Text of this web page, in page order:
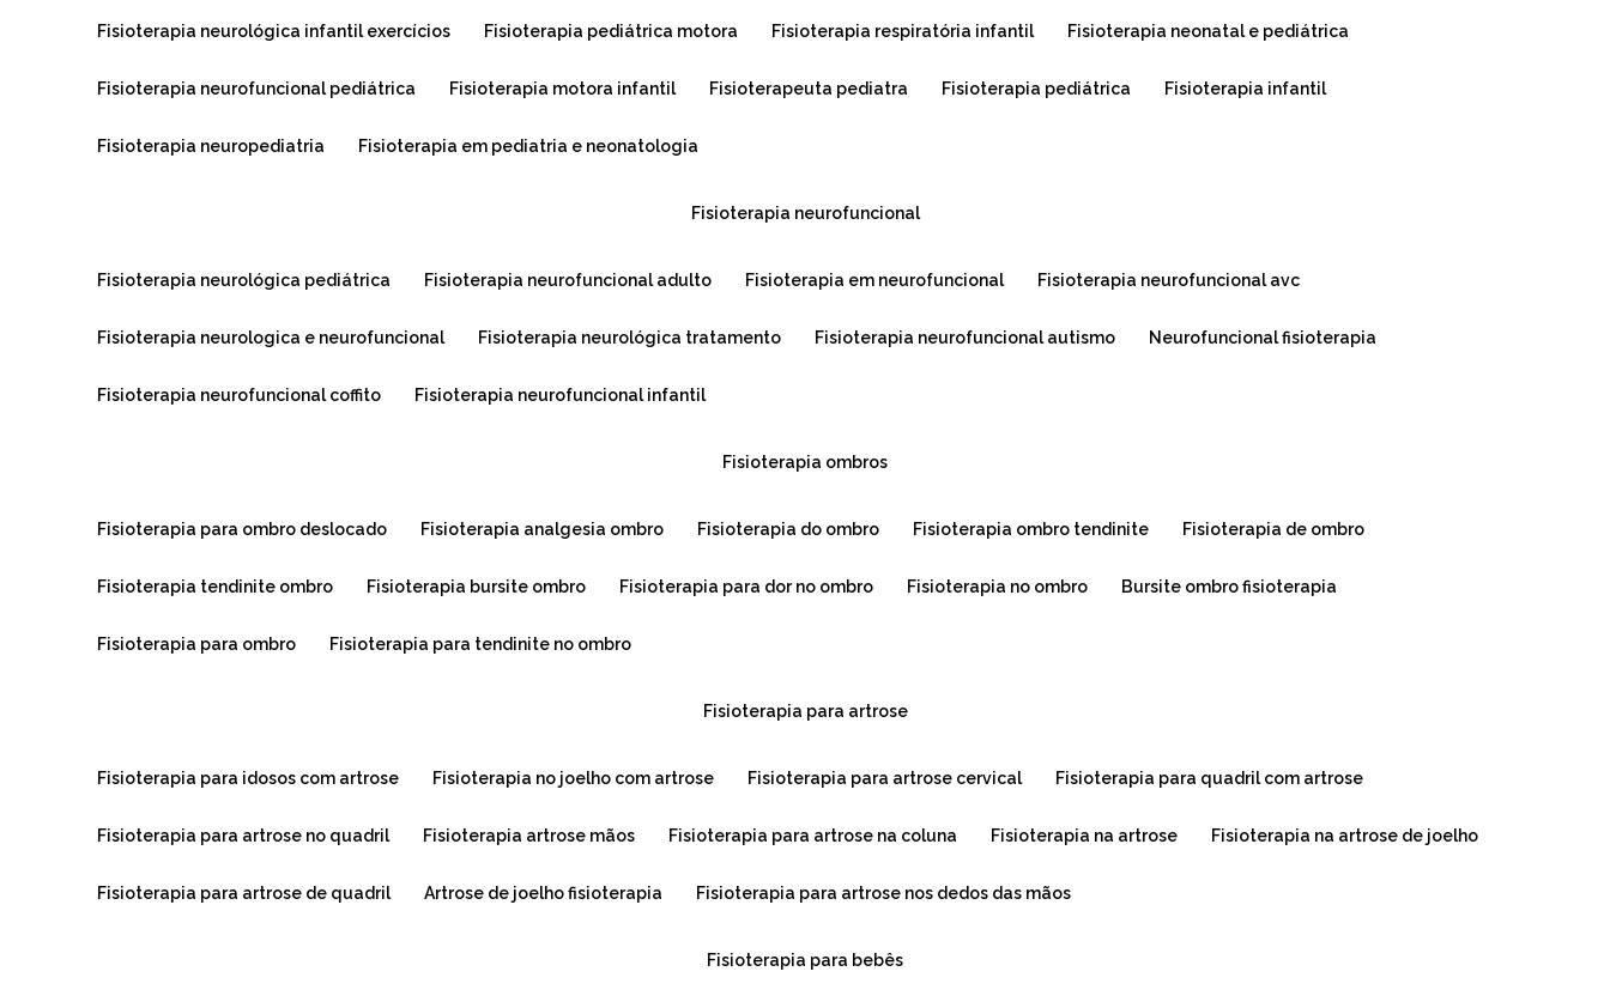
fisioterapia neurológica infantil exercícios fisioterapia pediátrica motora fisioterapia respiratória infantil fisioterapia neonatal e pediátrica
fisioterapia neurofuncional pediátrica fisioterapia motora infantil fisioterapeuta pediatra fisioterapia pediátrica fisioterapia infantil
fisioterapia neuropediatria fisioterapia em pediatria e neonatologia
fisioterapia neurofuncional
fisioterapia neurológica pediátrica fisioterapia neurofuncional adulto fisioterapia em neurofuncional fisioterapia neurofuncional avc
fisioterapia neurologica e neurofuncional fisioterapia neurológica tratamento fisioterapia neurofuncional autismo neurofuncional fisioterapia
fisioterapia neurofuncional coffito fisioterapia neurofuncional infantil
fisioterapia ombros
fisioterapia para ombro deslocado fisioterapia analgesia ombro fisioterapia do ombro fisioterapia ombro tendinite fisioterapia de ombro
fisioterapia tendinite ombro fisioterapia bursite ombro fisioterapia para dor no ombro fisioterapia no ombro bursite ombro fisioterapia
fisioterapia para ombro fisioterapia para tendinite no ombro
fisioterapia para artrose
fisioterapia para idosos com artrose fisioterapia no joelho com artrose fisioterapia para artrose cervical fisioterapia para quadril com artrose
fisioterapia para artrose no quadril fisioterapia artrose mãos fisioterapia para artrose na coluna fisioterapia na artrose fisioterapia na artrose de joelho
fisioterapia para artrose de quadril artrose de joelho fisioterapia fisioterapia para artrose nos dedos das mãos
fisioterapia para bebês